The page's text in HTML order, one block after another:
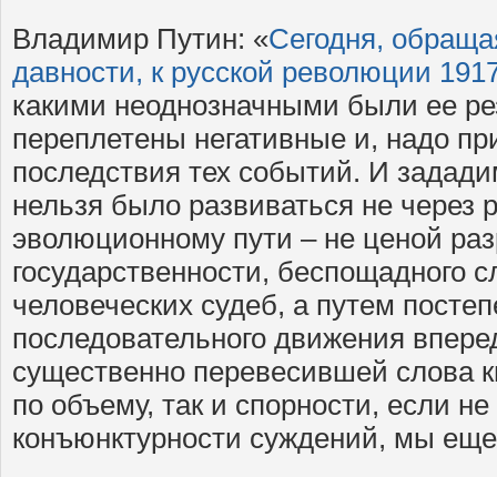
Владимир Путин: «Сегодня,
давности, к русской революции
какими неоднозначными были ее
переплетены негативные и, надо
последствия тех событий. И
нельзя было развиваться не
эволюционному пути – не ценой
государственности, беспощадного
человеческих судеб, а путем
последовательного движения
существенно перевесившей слова
по объему, так и спорности, если не
конъюнктурности суждений, мы